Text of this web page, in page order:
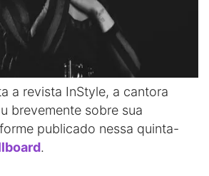
a revista InStyle, a cantora
brevemente sobre sua
publicado nessa quinta-
.